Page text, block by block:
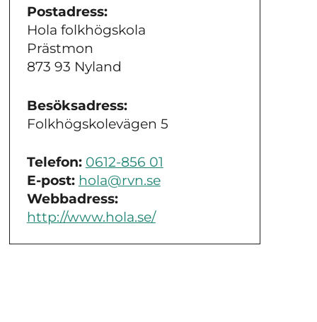
Postadress:
Hola folkhögskola
Prästmon
873 93 Nyland
Besöksadress:
Folkhögskolevägen 5
Telefon: 0612-856 01
E-post: hola@rvn.se
Webbadress:
http://www.hola.se/